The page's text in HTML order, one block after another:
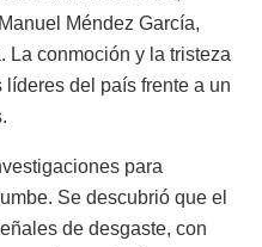
Méndez García,
La conmoción y la tristeza
del país frente a un
para
Se descubrió que el
de desgaste, con